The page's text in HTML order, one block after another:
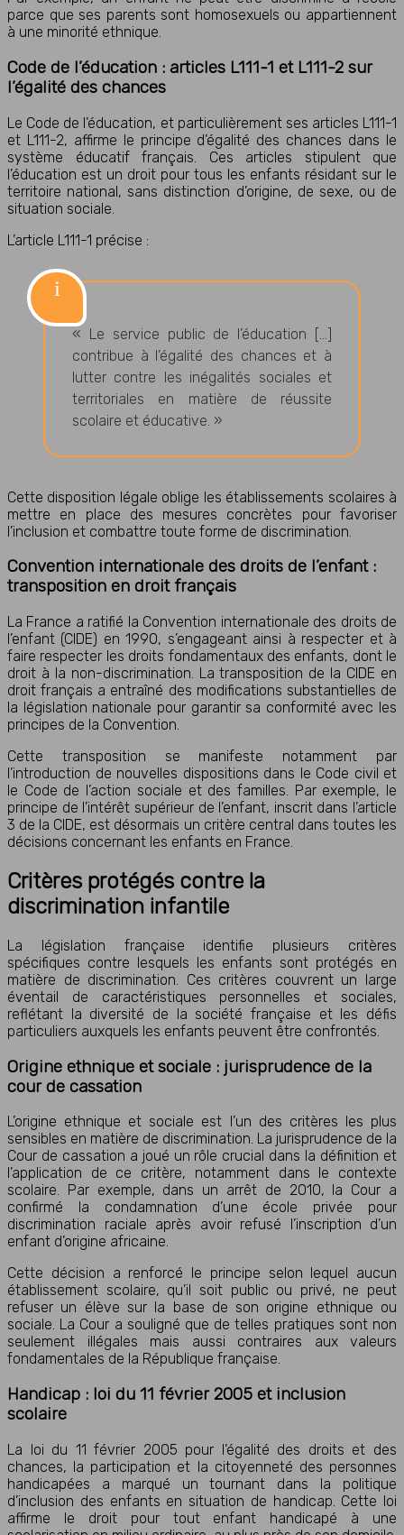
parce que ses parents sont homosexuels ou appartiennent
à une minorité ethnique.
Code de l’éducation : articles L111-1 et L111-2 sur
l’égalité des chances
Le Code de l’éducation, et particulièrement ses articles L111-1
et L111-2, affirme le principe d’égalité des chances dans le
système éducatif français. Ces articles stipulent que
l’éducation est un droit pour tous les enfants résidant sur le
territoire national, sans distinction d’origine, de sexe, ou de
situation sociale.
L’article L111-1 précise :
« Le service public de l’éducation […]
contribue à l’égalité des chances et à
lutter contre les inégalités sociales et
territoriales en matière de réussite
scolaire et éducative. »
Cette disposition légale oblige les établissements scolaires à
mettre en place des mesures concrètes pour favoriser
l’inclusion et combattre toute forme de discrimination.
Convention internationale des droits de l’enfant :
transposition en droit français
La France a ratifié la Convention internationale des droits de
l’enfant (CIDE) en 1990, s’engageant ainsi à respecter et à
faire respecter les droits fondamentaux des enfants, dont le
droit à la non-discrimination. La transposition de la CIDE en
droit français a entraîné des modifications substantielles de
la législation nationale pour garantir sa conformité avec les
principes de la Convention.
Cette transposition se manifeste notamment par
l’introduction de nouvelles dispositions dans le Code civil et
le Code de l’action sociale et des familles. Par exemple, le
principe de l’intérêt supérieur de l’enfant, inscrit dans l’article
3 de la CIDE, est désormais un critère central dans toutes les
décisions concernant les enfants en France.
Critères protégés contre la
discrimination infantile
La législation française identifie plusieurs critères
spécifiques contre lesquels les enfants sont protégés en
matière de discrimination. Ces critères couvrent un large
éventail de caractéristiques personnelles et sociales,
reflétant la diversité de la société française et les défis
particuliers auxquels les enfants peuvent être confrontés.
Origine ethnique et sociale : jurisprudence de la
cour de cassation
L’origine ethnique et sociale est l’un des critères les plus
sensibles en matière de discrimination. La jurisprudence de la
Cour de cassation a joué un rôle crucial dans la définition et
l’application de ce critère, notamment dans le contexte
scolaire. Par exemple, dans un arrêt de 2010, la Cour a
confirmé la condamnation d’une école privée pour
discrimination raciale après avoir refusé l’inscription d’un
enfant d’origine africaine.
Cette décision a renforcé le principe selon lequel aucun
établissement scolaire, qu’il soit public ou privé, ne peut
refuser un élève sur la base de son origine ethnique ou
sociale. La Cour a souligné que de telles pratiques sont non
seulement illégales mais aussi contraires aux valeurs
fondamentales de la République française.
Handicap : loi du 11 février 2005 et inclusion
scolaire
La loi du 11 février 2005 pour l’égalité des droits et des
chances, la participation et la citoyenneté des personnes
handicapées a marqué un tournant dans la politique
d’inclusion des enfants en situation de handicap. Cette loi
affirme le droit pour tout enfant handicapé à une